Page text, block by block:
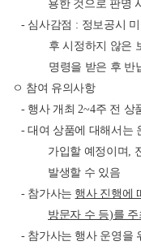
용한 것으로 판명
- 심사감점 : 정보공시
후 시정하지 않은
명령을 받은 후 반
ㅇ 참여 유의사항
- 행사 개최2~4주 전 상
- 대여 상품에 대해서는
가입할 예정이며 ,
발생할 수 있음
- 참가사는 행사 진행에
방문자 수 등)를 주
- 참가사는 행사 운영을